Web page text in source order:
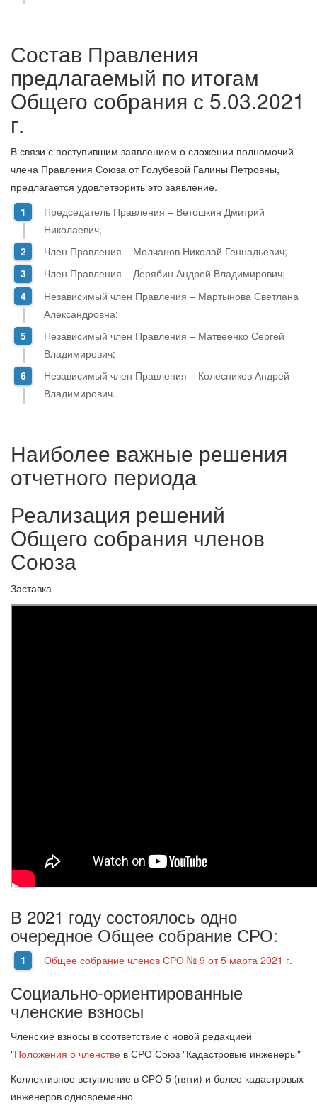
Состав Правления
предлагаемый по итогам
Общего собрания с 5.03.2021
г.
В связи с поступившим заявлением о сложении полномочий
члена Правления Союза от Голубевой Галины Петровны,
предлагается удовлетворить это заявление.
Председатель Правления – Ветошкин Дмитрий
Николаевич;
Член Правления – Молчанов Николай Геннадьевич;
Член Правления – Дерябин Андрей Владимирович;
Независимый член Правления – Мартынова Светлана
Александровна;
Независимый член Правления – Матвеенко Сергей
Владимирович;
Независимый член Правления – Колесников Андрей
Владимирович.
Наиболее важные решения
отчетного периода
Реализация решений
Общего собрания членов
Союза
Заставка
В 2021 году состоялось одно
очередное Общее собрание СРО:
Общее собрание членов СРО № 9 от 5 марта 2021 г.
Социально-ориентированные
членские взносы
Членские взносы в соответствие с новой редакцией
"Положения о членстве в СРО Союз "Кадастровые инженеры"
Коллективное вступление в СРО 5 (пяти) и более кадастровых
инженеров одновременно